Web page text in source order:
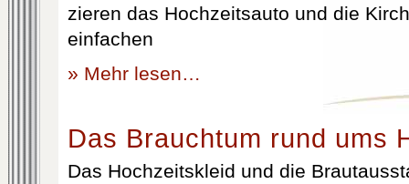
zieren das Hochzeitsauto und die
einfachen
» Mehr lesen…
Das Brauchtum rund ums
Das Hochzeitskleid und die